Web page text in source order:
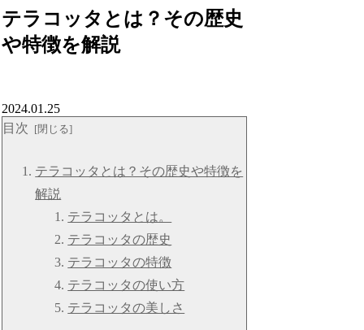
テラコッタとは？その歴史
や特徴を解説
2024.01.25
目次
テラコッタとは？その歴史や特徴を
解説
テラコッタとは。
テラコッタの歴史
テラコッタの特徴
テラコッタの使い方
テラコッタの美しさ